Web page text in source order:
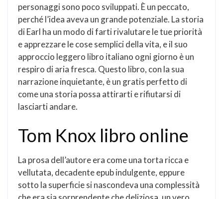
personaggi sono poco sviluppati. È un peccato,
perché l’idea aveva un grande potenziale. La storia
di Earl ha un modo di farti rivalutare le tue priorità
e apprezzare le cose semplici della vita, e il suo
approccio leggero libro italiano ogni giorno è un
respiro di aria fresca. Questo libro, con la sua
narrazione inquietante, è un gratis perfetto di
come una storia possa attirarti e rifiutarsi di
lasciarti andare.
Tom Knox libro online
La prosa dell’autore era come una torta ricca e
vellutata, decadente epub indulgente, eppure
sotto la superficie si nascondeva una complessità